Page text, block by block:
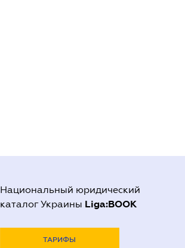
Национальный юридический
каталог Украины Liga:BOOK
ТАРИФЫ